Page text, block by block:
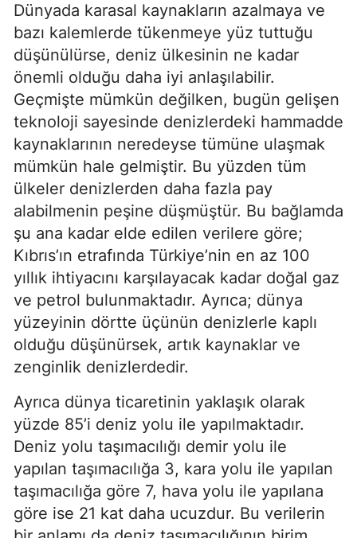
Dünyada karasal kaynakların azalmaya ve
bazı kalemlerde tükenmeye yüz tuttuğu
düşünülürse, deniz ülkesinin ne kadar
önemli olduğu daha iyi anlaşılabilir.
Geçmişte mümkün değilken, bugün gelişen
teknoloji sayesinde denizlerdeki hammadde
kaynaklarının neredeyse tümüne ulaşmak
mümkün hale gelmiştir. Bu yüzden tüm
ülkeler denizlerden daha fazla pay
alabilmenin peşine düşmüştür. Bu bağlamda
şu ana kadar elde edilen verilere göre;
Kıbrıs’ın etrafında Türkiye’nin en az 100
yıllık ihtiyacını karşılayacak kadar doğal gaz
ve petrol bulunmaktadır. Ayrıca; dünya
yüzeyinin dörtte üçünün denizlerle kaplı
olduğu düşünürsek, artık kaynaklar ve
zenginlik denizlerdedir.
Ayrıca dünya ticaretinin yaklaşık olarak
yüzde 85’i deniz yolu ile yapılmaktadır.
Deniz yolu taşımacılığı demir yolu ile
yapılan taşımacılığa 3, kara yolu ile yapılan
taşımacılığa göre 7, hava yolu ile yapılana
göre ise 21 kat daha ucuzdur. Bu verilerin